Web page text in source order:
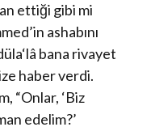
ettiği gibi mi
ashabını
bana rivayet
haber verdi.
“Onlar, ‘Biz
edelim?’